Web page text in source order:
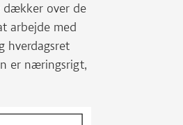
dækker over de
arbejde med
hverdagsret
er næringsrigt,